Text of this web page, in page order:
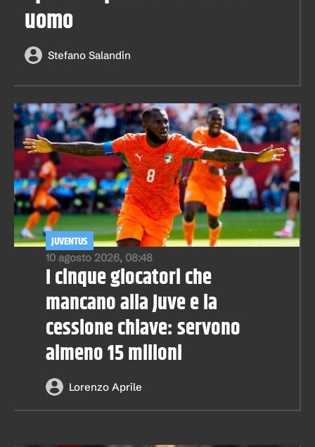
uomo
Stefano Salandin
10 agosto 2026, 08:48
JUVENTUS
I cinque giocatori che
mancano alla Juve e la
cessione chiave: servono
almeno 15 milioni
Lorenzo Aprile